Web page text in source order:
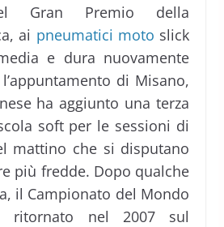
Gran Premio della
ai pneumatici moto slick
e dura nuovamente
di Misano,
ha aggiunto una terza
soft per le sessioni di
mattino che si disputano
più fredde. Dopo qualche
il Campionato del Mondo
ritornato nel 2007 sul